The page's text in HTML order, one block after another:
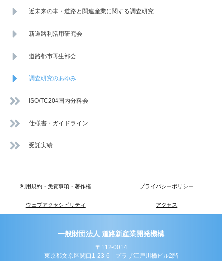
近未来の車・道路と関連産業に関する調査研究
新道路利活用研究会
道路都市再生部会
調査研究のあゆみ
ISO/TC204国内分科会
仕様書・ガイドライン
受託実績
利用規約・免責事項・著作権 プライバシーポリシー
ウェブアクセシビリティ アクセス
一般財団法人 道路新産業開発機構
〒112-0014
東京都文京区関口1-23-6 プラザ江戸川橋ビル2階